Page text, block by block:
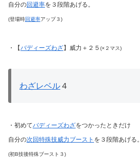
自分の回避率を３段階あげる。
(登場時回避率アップ３)
・【バディーズわざ】威力＋２５ (×２マス)
わざレベル４
・初めてバディーズわざをつかったときだけ
自分の次回特殊技威力ブースト を３段階あげる。
(初B技後特殊ブースト３)